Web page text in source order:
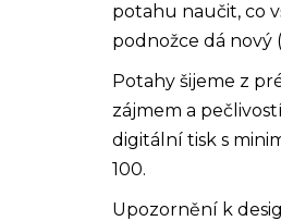
potahu naučit, co
podnožce dá nový
Potahy šijeme z
zájmem a
digitální tisk s
100.
Upozornění k